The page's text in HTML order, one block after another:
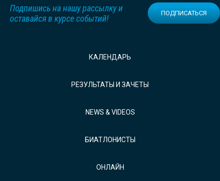
Подпишись на нашу рассылку и
оставайся в курсе событий!
ПОДПИСАТЬСЯ
КАЛЕНДАРЬ
РЕЗУЛЬТАТЫ И ЗАЧЕТЫ
NEWS & VIDEOS
БИАТЛОНИСТЫ
ОНЛАЙН